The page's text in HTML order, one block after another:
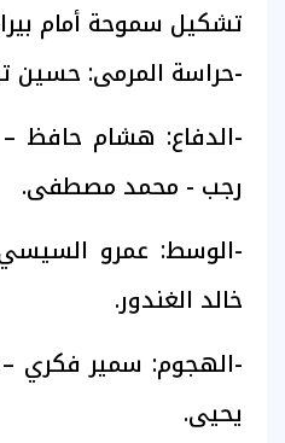
تشكيل سموحة أمام
-حراسة المرمى: حسين
-الدفاع: هشام
رجب - محمد مصطفى.
-الوسط: عمرو
خالد الغندور.
-الهجوم: سمير فكري
يحيى.